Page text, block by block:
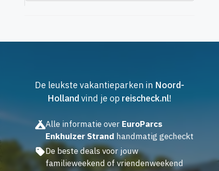
De leukste vakantieparken in Noord-
Holland vind je op reischeck.nl!
Alle informatie over EuroParcs
Enkhuizer Strand handmatig gecheckt
De beste deals voor jouw
familieweekend of vriendenweekend